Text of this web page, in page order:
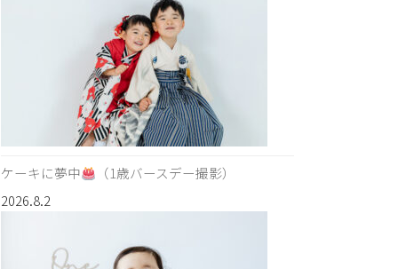
ケーキに夢中
（1歳バースデー撮影）
2026.8.2